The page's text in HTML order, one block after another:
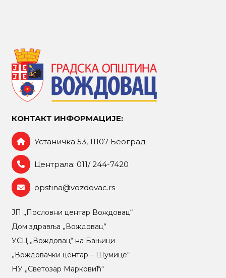
КОНТАКТ ИНФОРМАЦИЈЕ:
Устаничка 53, 11107 Београд
Централа: 011/ 244-7420
opstina@vozdovac.rs
ЈП „Пословни центар Вождовац“
Дом здравља „Вождовац”
УСЦ „Вождовац“ на Бањици
„Вождовачки центар – Шумице“
НУ „Светозар Марковић“